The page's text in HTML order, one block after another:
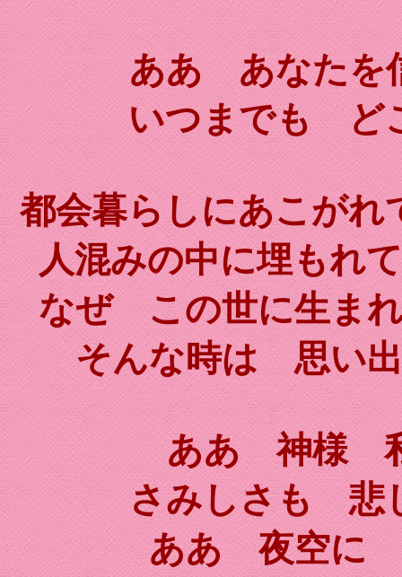
ああ あなたを
いつまでも ど
都会暮らしにあこが
人混みの中に埋もれ
なぜ この世に生ま
そんな時は 思い
ああ 神様
さみしさも 悲
ああ 夜空に